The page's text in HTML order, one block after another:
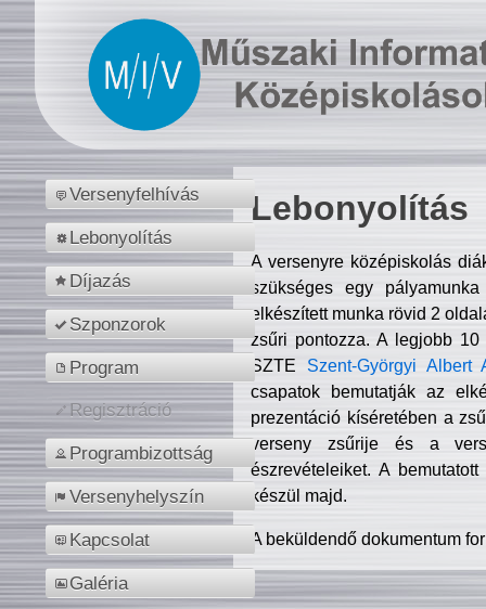
Versenyfelhívás
Lebonyolítás
Díjazás
Szponzorok
Program
Regisztráció
Programbizottság
Versenyhelyszín
Kapcsolat
Galéria
Lebonyolítás
A versenyre középiskolás
szükséges egy
elkészített munka rövid 2
zsűri pontozza. A legjobb
SZTE Szent-Györgyi Albert
csapatok bemutatják az
prezentáció kíséretében a
verseny zsűrije és a
észrevételeiket. A
készül majd.
A beküldendő dokumentum